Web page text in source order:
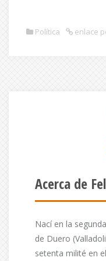
Política enlace
Acerca de
Nací en la
de Duero
setenta milité en